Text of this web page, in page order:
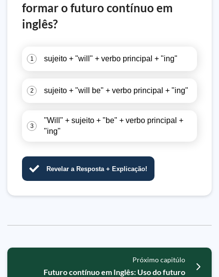
formar o futuro contínuo em
inglês?
1 sujeito + "will" + verbo principal + "ing"
2 sujeito + "will be" + verbo principal + "ing"
3
"Will" + sujeito + "be" + verbo principal +
"ing"
Revelar a Resposta + Explicação!
Próximo capitúlo
Futuro contínuo em Inglês: Uso do futuro